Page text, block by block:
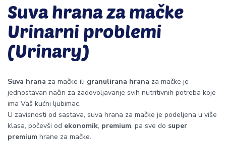
Suva hrana za mačke
Urinarni problemi
(Urinary)
Suva hrana za mačke ili granulirana hrana za mačke je
jednostavan način za zadovoljavanje svih nutritivnih potreba koje
ima Vaš kućni ljubimac.
U zavisnosti od sastava, suva hrana za mačke je podeljena u više
klasa, počevši od ekonomik, premium, pa sve do super
premium hrane za mačke.